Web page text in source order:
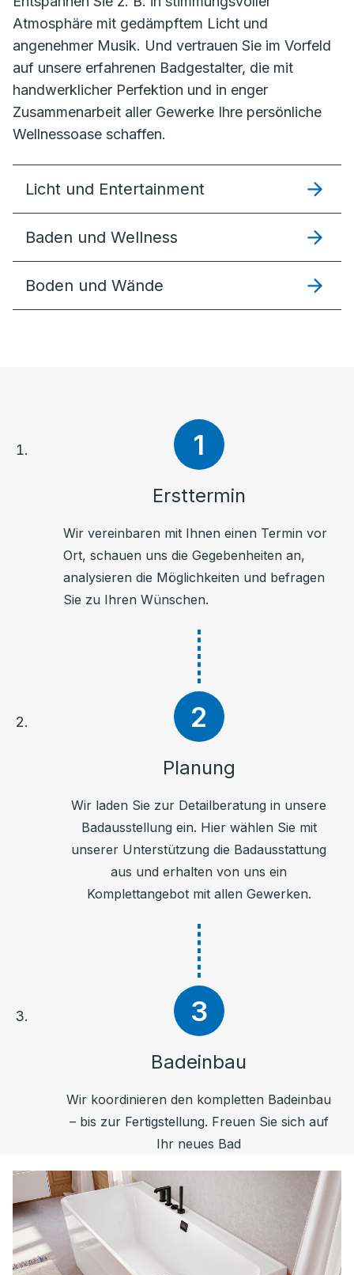
Atmosphäre mit gedämpftem Licht und
angenehmer Musik. Und vertrauen Sie im Vorfeld
auf unsere erfahrenen Badgestalter, die mit
handwerklicher Perfektion und in enger
Zusammenarbeit aller Gewerke Ihre persönliche
Wellnessoase schaffen.
Licht und Entertainment
Baden und Wellness
Boden und Wände
Ersttermin
Wir vereinbaren mit Ihnen einen Termin vor
Ort, schauen uns die Gegebenheiten an,
analysieren die Möglichkeiten und befragen
Sie zu Ihren Wünschen.
Planung
Wir laden Sie zur Detailberatung in unsere
Badausstellung ein. Hier wählen Sie mit
unserer Unterstützung die Badausstattung
aus und erhalten von uns ein
Komplettangebot mit allen Gewerken.
Badeinbau
Wir koordinieren den kompletten Badeinbau
– bis zur Fertigstellung. Freuen Sie sich auf
Ihr neues Bad